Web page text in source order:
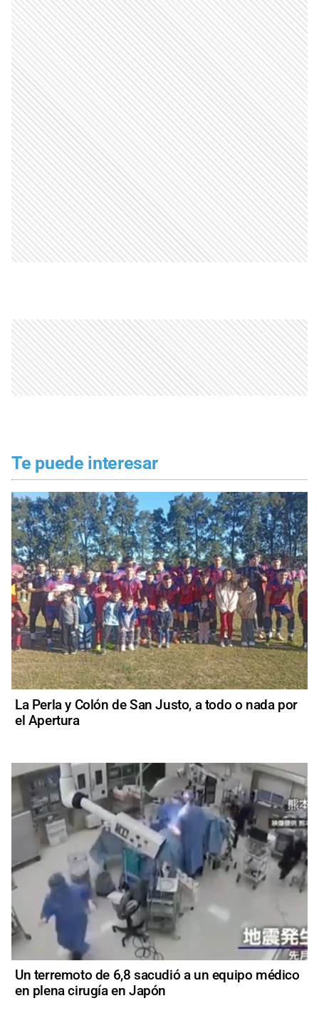
Te puede interesar
La Perla y Colón de San Justo, a todo o nada por
el Apertura
Un terremoto de 6,8 sacudió a un equipo médico
en plena cirugía en Japón